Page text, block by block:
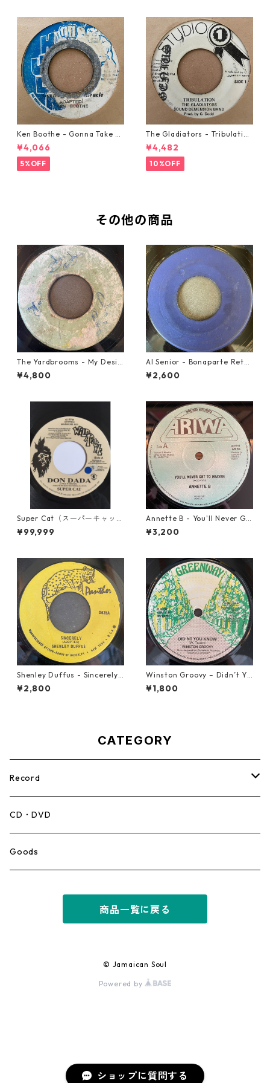
ショップに質問する
Ken Boothe - Gonna Take A
Miracle【7-21362】
¥4,066
5%OFF
The Gladiators - Tribulation
【7-21365】
¥4,482
10%OFF
その他の商品
The Yardbrooms - My Desir
e【7-21922】
¥4,800
Al Senior - Bonaparte Retre
at【7-21861】
¥2,600
Super Cat（スーパーキャッ
ト） - Don Dada【7inch】
¥99,999
Annette B - You'll Never Ge
t To Heaven【12-50058】
¥3,200
Shenley Duffus - Sincerely
【7-22021】
¥2,800
Winston Groovy – Didn’t Yo
u Know【7-21811】
¥1,800
CATEGORY
Record
Mento,Calypso,Ballad
Ska
Early Dancehall
CD・DVD
Goods
商品一覧に戻る
© Jamaican Soul
Powered by